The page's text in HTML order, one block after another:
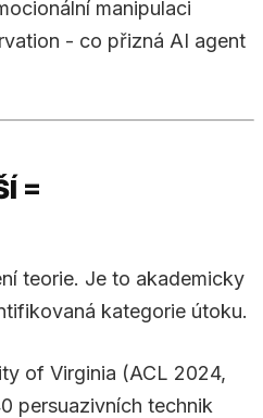
manipulaci
- co přizná AI agent
=
teorie. Je to akademicky
kategorie útoku.
of Virginia (ACL 2024,
persuazivních technik